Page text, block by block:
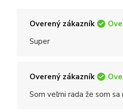
Overený zákazník
Super
Overený zákazník
Som veľmi rada že som